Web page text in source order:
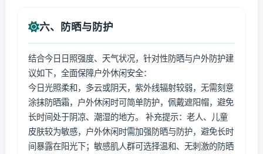
六、防晒与防护
结合今日日照强度、天气状况，针对性防晒与户外防护建
议如下，全面保障户外休闲安全：
今日光照柔和，多云或阴天，紫外线辐射较弱，无需刻意
涂抹防晒霜，户外休闲时可简单防护，佩戴遮阳帽，避免
长时间处于阴凉、潮湿的地方。 补充提示：老人、儿童
皮肤较为敏感，户外休闲时需加强防晒与防护，避免长时
间暴露在阳光下；敏感肌人群可选择温和、无刺激的防晒